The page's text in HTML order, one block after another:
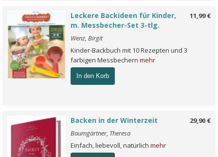
11,99 €
Leckere Backideen für Kinder,
m. Messbecher-Set 3-tlg.
Wenz, Birgit
Kinder-Backbuch mit 10 Rezepten und 3
farbigen Messbechern mehr
In den Korb
29,90 €
Backen in der Winterzeit
Baumgärtner, Theresa
Einfach, liebevoll, natürlich mehr